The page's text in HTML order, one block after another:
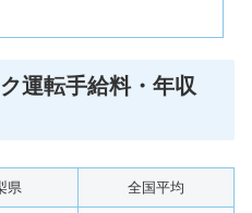
運転手給料・年収
県 全国平均